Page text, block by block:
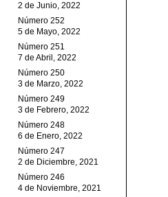
2 de Junio, 2022
Número 252
5 de Mayo, 2022
Número 251
7 de Abril, 2022
Número 250
3 de Marzo, 2022
Número 249
3 de Febrero, 2022
Número 248
6 de Enero, 2022
Número 247
2 de Diciembre, 2021
Número 246
4 de Noviembre, 2021